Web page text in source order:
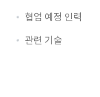
협업 예정 인력
관련 기술